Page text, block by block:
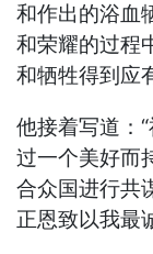
和作出的浴血
和荣耀的过程
和牺牲得到应
他接着写道：
过一个美好而
合众国进行共
正恩致以我最